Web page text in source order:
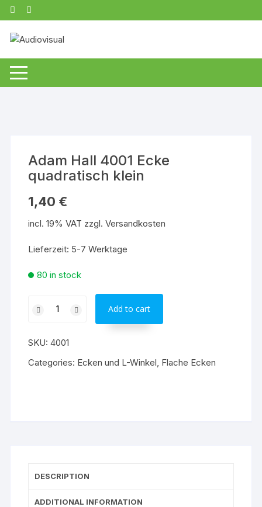
Zum
Inhalt
springen
Adam Hall 4001 Ecke
quadratisch klein
1,40 €
incl. 19% VAT zzgl.Versandkosten
Lieferzeit: 5-7 Werktage
80 in stock
Hall
Ecke
quadratisch
Add to cart
SKU:4001
Categories: Ecken und L-Winkel, Flache Ecken
DESCRIPTION
ADDITIONAL INFORMATION